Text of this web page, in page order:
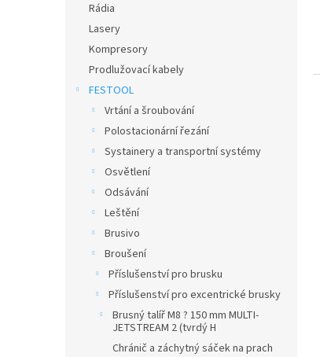
Rádia
Lasery
Kompresory
Prodlužovací kabely
FESTOOL
Vrtání a šroubování
Polostacionární řezání
Systainery a transportní systémy
Osvětlení
Odsávání
Leštění
Brusivo
Broušení
Příslušenství pro brusku
Příslušenství pro excentrické brusky
Brusný talíř M8 ? 150 mm MULTI-
JETSTREAM 2 (tvrdý H
Chránič a záchytný sáček na prach